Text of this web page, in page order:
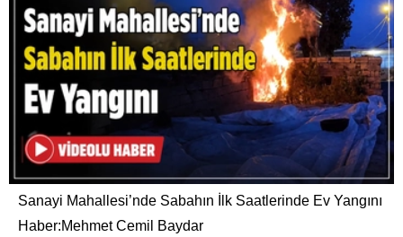
Sanayi Mahallesi’nde Sabahın İlk Saatlerinde Ev Yangını
Haber:Mehmet Cemil Baydar